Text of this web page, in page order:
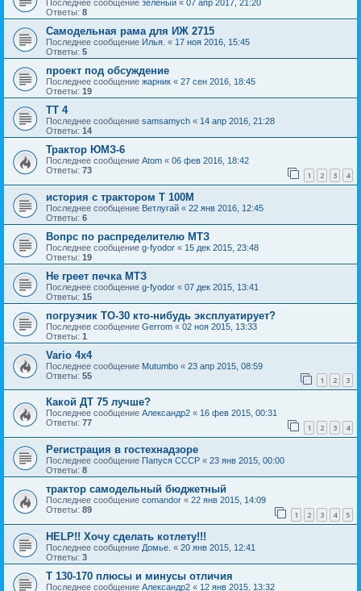
Последнее сообщение зелёный « 07 апр 2017, 21:20
Ответы: 8
Самодельная рама для ИЖ 2715
Последнее сообщение Илья. « 17 ноя 2016, 15:45
Ответы: 5
проект под обсуждение
Последнее сообщение жарник « 27 сен 2016, 18:45
Ответы: 19
ТТ 4
Последнее сообщение samsamych « 14 апр 2016, 21:28
Ответы: 14
Трактор ЮМЗ-6
Последнее сообщение Atom « 06 фев 2016, 18:42
Ответы: 73 1 2 3 4
история с трактором Т 100М
Последнее сообщение Ветлугай « 22 янв 2016, 12:45
Ответы: 6
Вопрс по распределителю МТЗ
Последнее сообщение g-fyodor « 15 дек 2015, 23:48
Ответы: 19
Не греет печка МТЗ
Последнее сообщение g-fyodor « 07 дек 2015, 13:41
Ответы: 15
погрузчик ТО-30 кто-нибудь эксплуатирует?
Последнее сообщение Gerrom « 02 ноя 2015, 13:33
Ответы: 1
Vario 4x4
Последнее сообщение Mutumbo « 23 апр 2015, 08:59
Ответы: 55 1 2 3
Какой ДТ 75 лучше?
Последнее сообщение Александр2 « 16 фев 2015, 00:31
Ответы: 77 1 2 3 4
Регистрация в гостехнадзоре
Последнее сообщение Папуся СССР « 23 янв 2015, 00:00
Ответы: 8
трактор самодельный бюджетный
Последнее сообщение comandor « 22 янв 2015, 14:09
Ответы: 89 1 2 3 4 5
HELP!! Хочу сделать котлету!!!
Последнее сообщение Домье. « 20 янв 2015, 12:41
Ответы: 3
Т 130-170 плюсы и минусы отличия
Последнее сообщение Александр2 « 12 янв 2015, 13:32